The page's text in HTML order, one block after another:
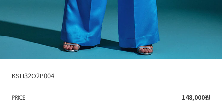
KSH32O2P004
PRICE 148,000원